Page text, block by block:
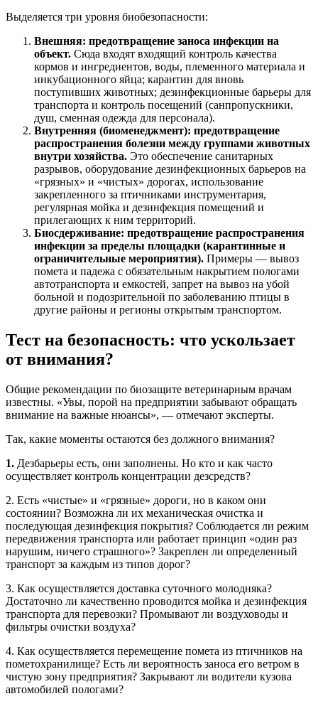
Выделяется три уровня биобезопасности:
Внешняя: предотвращение заноса инфекции на
объект. Сюда входят входящий контроль качества
кормов и ингредиентов, воды, племенного материала и
инкубационного яйца; карантин для вновь
поступивших животных; дезинфекционные барьеры для
транспорта и контроль посещений (санпропускники,
душ, сменная одежда для персонала).
Внутренняя (биоменеджмент): предотвращение
распространения болезни между группами животных
внутри хозяйства. Это обеспечение санитарных
разрывов, оборудование дезинфекционных барьеров на
«грязных» и «чистых» дорогах, использование
закрепленного за птичниками инструментария,
регулярная мойка и дезинфекция помещений и
прилегающих к ним территорий.
Биосдерживание: предотвращение распространения
инфекции за пределы площадки (карантинные и
ограничительные мероприятия). Примеры — вывоз
помета и падежа с обязательным накрытием пологами
автотранспорта и емкостей, запрет на вывоз на убой
больной и подозрительной по заболеванию птицы в
другие районы и регионы открытым транспортом.
Тест на безопасность: что ускользает
от внимания?
Общие рекомендации по биозащите ветеринарным врачам
известны. «Увы, порой на предприятии забывают обращать
внимание на важные нюансы», — отмечают эксперты.
Так, какие моменты остаются без должного внимания?
1. Дезбарьеры есть, они заполнены. Но кто и как часто
осуществляет контроль концентрации дезсредств?
2. Есть «чистые» и «грязные» дороги, но в каком они
состоянии? Возможна ли их механическая очистка и
последующая дезинфекция покрытия? Соблюдается ли режим
передвижения транспорта или работает принцип «один раз
нарушим, ничего страшного»? Закреплен ли определенный
транспорт за каждым из типов дорог?
3. Как осуществляется доставка суточного молодняка?
Достаточно ли качественно проводится мойка и дезинфекция
транспорта для перевозки? Промывают ли воздуховоды и
фильтры очистки воздуха?
4. Как осуществляется перемещение помета из птичников на
пометохранилище? Есть ли вероятность заноса его ветром в
чистую зону предприятия? Закрывают ли водители кузова
автомобилей пологами?